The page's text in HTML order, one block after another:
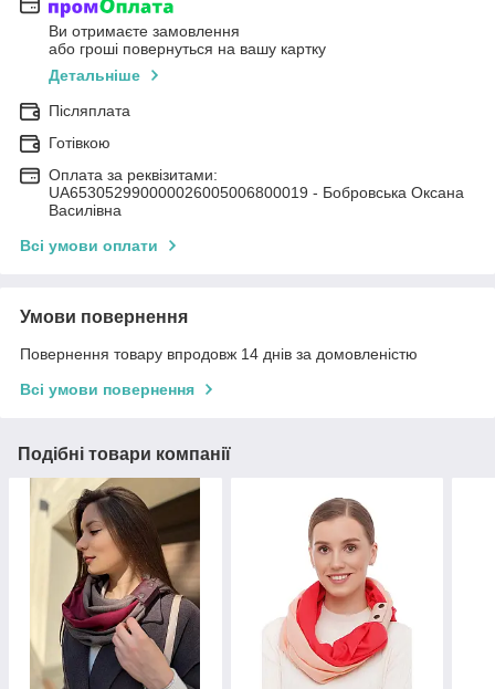
Ви отримаєте замовлення
або гроші повернуться на вашу картку
Детальніше
Післяплата
Готівкою
Оплата за реквізитами:
UA653052990000026005006800019 - Бобровська Оксана
Василівна
Всі умови оплати
Умови повернення
Повернення товару впродовж 14 днів за домовленістю
Всі умови повернення
Подібні товари компанії